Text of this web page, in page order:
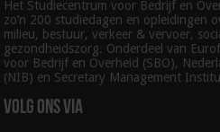
Het Studiecentrum voor Bedrijf en
zo’n 200 studiedagen en opleidingen
milieu, bestuur, verkeer & vervoer,
gezondheidszorg. Onderdeel van
voor Bedrijf en Overheid (SBO),
(NIB) en Secretary Management
Volg ons via